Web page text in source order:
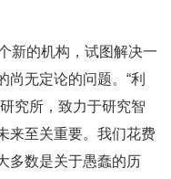
新的机构，试图解决一
无定论的问题。“利
究所，致力于研究智
来至关重要。我们花费
数是关于愚蠢的历